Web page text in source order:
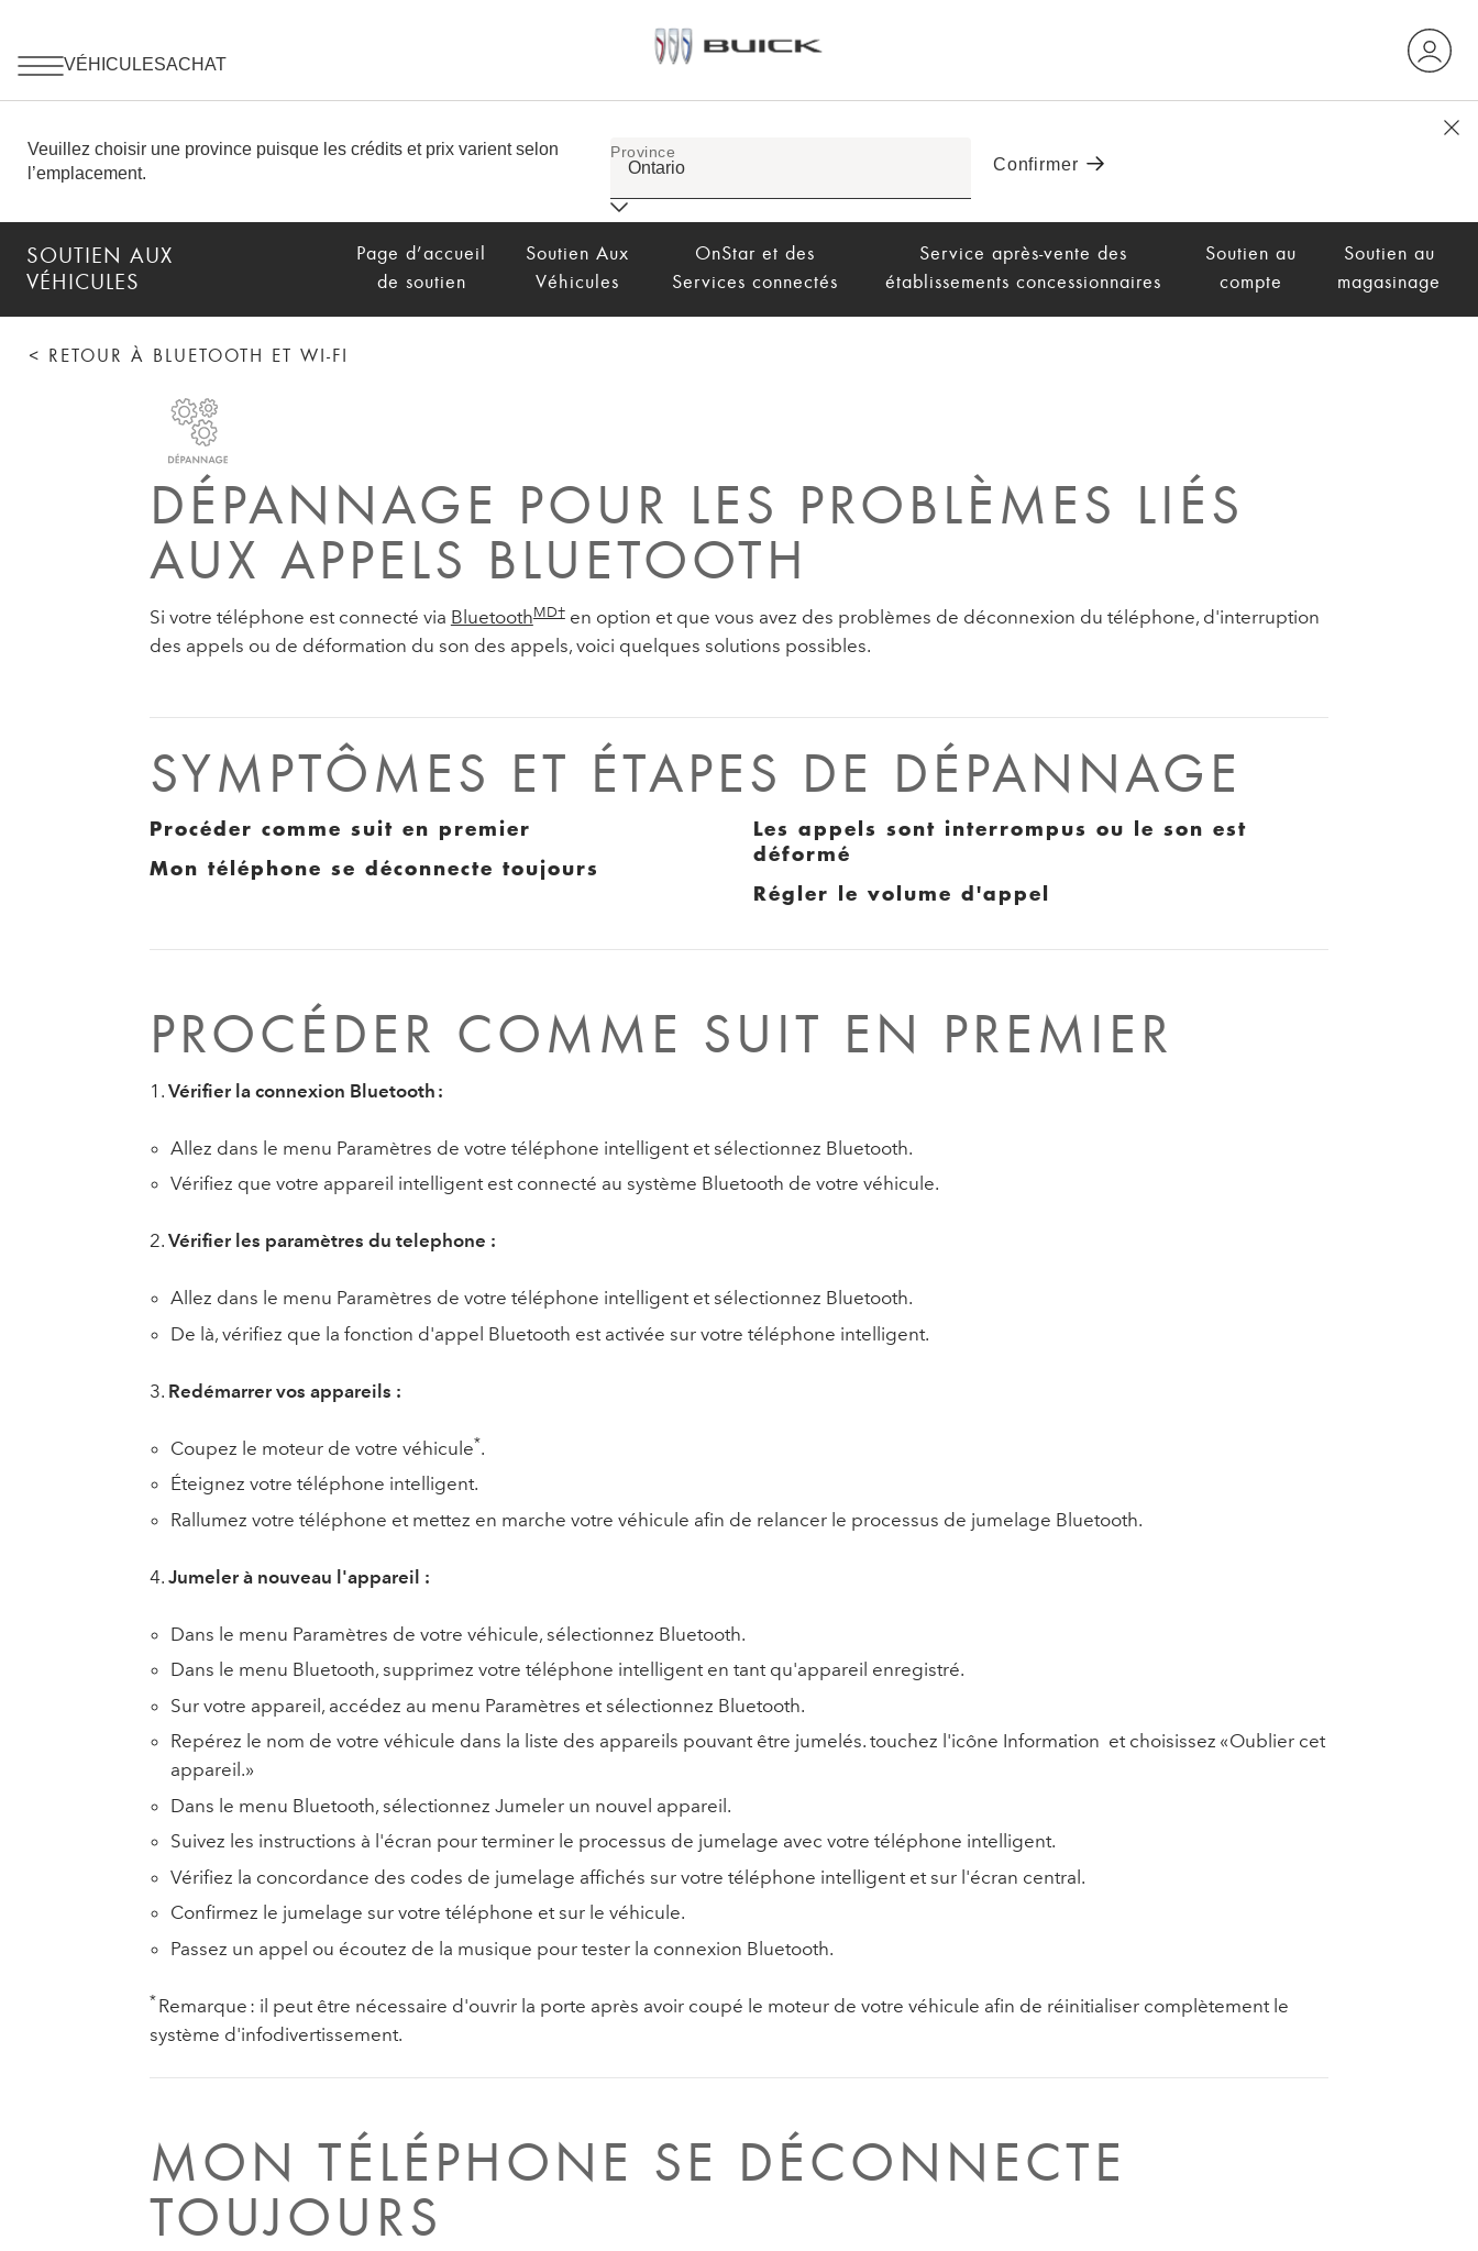
SOUTIEN AUX
VÉHICULES
Page d’accueil
de soutien
Soutien Aux
Véhicules
OnStar et des
Services connectés
Service après-vente des
établissements concessionnaires
Soutien au
compte
Soutien au
magasinage
< RETOUR À BLUETOOTH ET WI-FI
DÉPANNAGE POUR LES PROBLÈMES LIÉS
AUX APPELS BLUETOOTH
Si votre téléphone est connecté via BluetoothMD†en option et que vous avez des problèmes de déconnexion du téléphone, d'interruption
des appels ou de déformation du son des appels, voici quelques solutions possibles.
SYMPTÔMES ET ÉTAPES DE DÉPANNAGE
Procéder comme suit en premier
Mon téléphone se déconnecte toujours
Les appels sont interrompus ou le son est
déformé
Régler le volume d'appel
PROCÉDER COMME SUIT EN PREMIER
1. Vérifier la connexion Bluetooth :
Allez dans le menu Paramètres de votre téléphone intelligent et sélectionnez Bluetooth.
Vérifiez que votre appareil intelligent est connecté au système Bluetooth de votre véhicule.
2. Vérifier les paramètres du telephone :
Allez dans le menu Paramètres de votre téléphone intelligent et sélectionnez Bluetooth.
De là, vérifiez que la fonction d'appel Bluetooth est activée sur votre téléphone intelligent.
3. Redémarrer vos appareils :
Coupez le moteur de votre véhicule*.
Éteignez votre téléphone intelligent.
Rallumez votre téléphone et mettez en marche votre véhicule afin de relancer le processus de jumelage Bluetooth.
4. Jumeler à nouveau l'appareil :
Dans le menu Paramètres de votre véhicule, sélectionnez Bluetooth.
Dans le menu Bluetooth, supprimez votre téléphone intelligent en tant qu'appareil enregistré.
Sur votre appareil, accédez au menu Paramètres et sélectionnez Bluetooth.
Repérez le nom de votre véhicule dans la liste des appareils pouvant être jumelés. touchez l'icône Information et choisissez « Oublier cet
appareil. »
Dans le menu Bluetooth, sélectionnez Jumeler un nouvel appareil.
Suivez les instructions à l'écran pour terminer le processus de jumelage avec votre téléphone intelligent.
Vérifiez la concordance des codes de jumelage affichés sur votre téléphone intelligent et sur l'écran central.
Confirmez le jumelage sur votre téléphone et sur le véhicule.
Passez un appel ou écoutez de la musique pour tester la connexion Bluetooth.
* Remarque : il peut être nécessaire d'ouvrir la porte après avoir coupé le moteur de votre véhicule afin de réinitialiser complètement le
système d'infodivertissement.
MON TÉLÉPHONE SE DÉCONNECTE
TOUJOURS